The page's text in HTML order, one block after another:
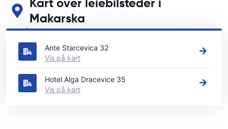
Kart over leiebilsteder i
Makarska
Se våre viktigste bilutleiesteder i Makarska
Ante Starcevica 32
Vis på kart
Hotel Alga Dracevice 35
Vis på kart